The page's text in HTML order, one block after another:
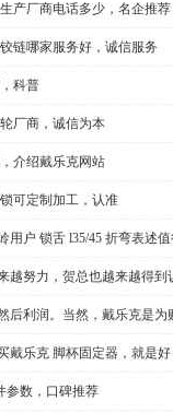
产厂商电话多少，名企推荐
链哪家服务好，诚信服务
科普
厂商，诚信为本
介绍戴乐克网站
可定制加工，认准
用户 锁舌 l35/45 折弯表述
越努力，贺总也越来越得到
后利润。当然，戴乐克是为
戴乐克 脚杯固定器，就是
参数，口碑推荐